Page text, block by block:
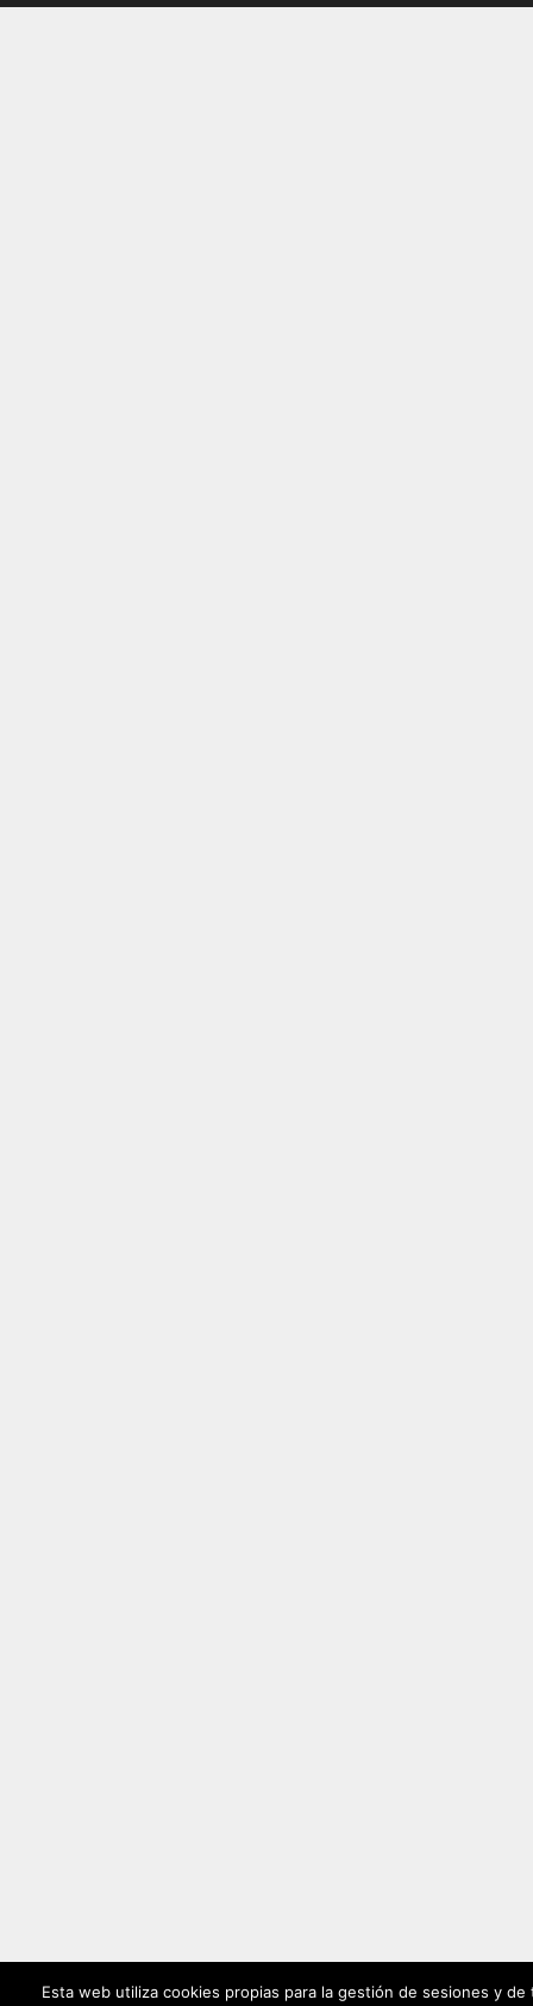
Esta web utiliza cookies propias para la gestión de sesiones y